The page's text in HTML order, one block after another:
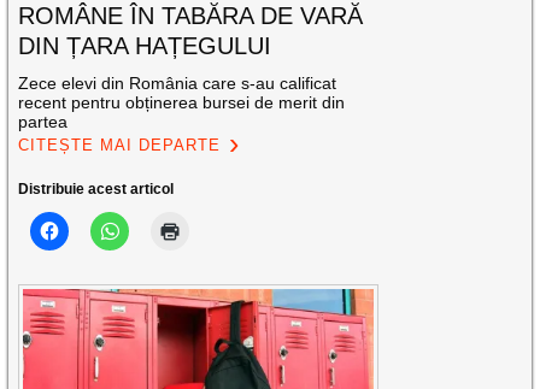
ROMÂNE ÎN TABĂRA DE VARĂ
DIN ȚARA HAȚEGULUI
Zece elevi din România care s-au calificat
recent pentru obținerea bursei de merit din
partea
CITEȘTE MAI DEPARTE
Distribuie acest articol